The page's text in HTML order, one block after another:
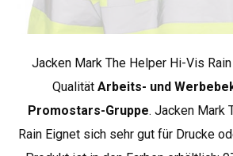
Konformitätsbewertung
hinweisen.
Erfahren Sie
Der Digitaldruck oder der
Papier oder Transferfolie
dann in den Stoff
Verschiedene Folienarten
*ungefähre Maße +/- 2 cm
Mark the Helper ist eine Marke für
Schutzkleidung, die für spezielle
Jacken Mark The Helper Hi-Vis
Qualität Arbeits- und
Promostars-Gruppe. Jacken Mark
Rain Eignet sich sehr gut für Drucke